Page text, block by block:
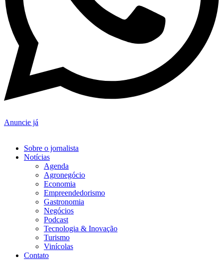
Anuncie já
Sobre o jornalista
Notícias
Agenda
Agronegócio
Economia
Empreendedorismo
Gastronomia
Negócios
Podcast
Tecnologia & Inovação
Turismo
Vinícolas
Contato